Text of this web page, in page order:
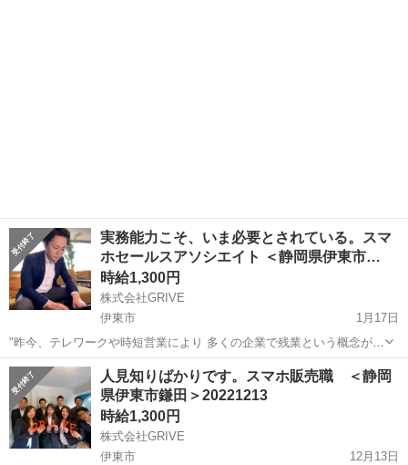
実務能力こそ、いま必要とされている。スマ
ホセールスアソシエイト ＜静岡県伊東市…
時給1,300円
株式会社GRIVE
伊東市
1月17日
"昨今、テレワークや時短営業により 多くの企業で残業という概念が薄
れ 残業しないのが当たりまえ化 してきており、これまでの 「残業で
稼ぐ」といった考え方は 通用しなくなってきているように思えます。
個人として ...
静岡 伊東市 携帯ショップ
人見知りばかりです。スマホ販売職 ＜静岡
県伊東市鎌田＞20221213
時給1,300円
株式会社GRIVE
伊東市
12月13日